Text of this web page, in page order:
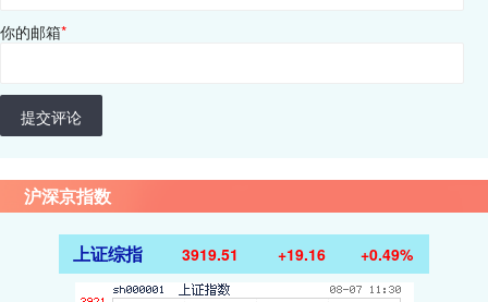
你的邮箱*
提交评论
沪深京指数
上证综指 3919.51 +19.16 +0.49%